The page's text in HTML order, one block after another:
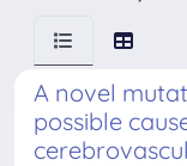
A novel
possible